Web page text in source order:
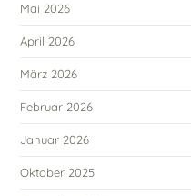
Mai 2026
April 2026
März 2026
Februar 2026
Januar 2026
Oktober 2025